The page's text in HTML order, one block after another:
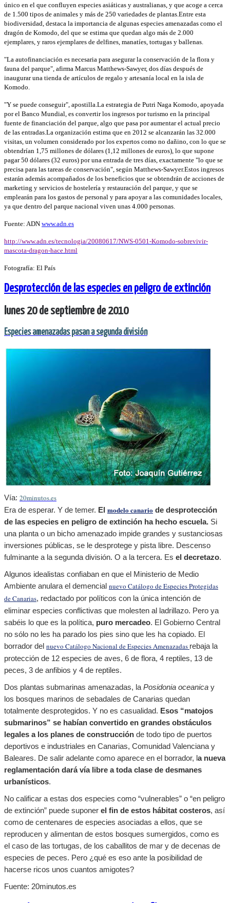
único en el que confluyen especies asiáticas y australianas, y que acoge a cerca
de 1.500 tipos de animales y más de 250 variedades de plantas. Entre esta
biodiversidad, destaca la importancia de algunas especies amenazadas como el
dragón de Komodo, del que se estima que quedan algo más de 2.000
ejemplares, y raros ejemplares de delfines, manatíes, tortugas y ballenas.
"La autofinanciación es necesaria para asegurar la conservación de la flora y
fauna del parque", afirma Marcus Matthews-Sawyer, dos días después de
inaugurar una tienda de artículos de regalo y artesanía local en la isla de
Komodo.
"Y se puede conseguir", apostilla. La estrategia de Putri Naga Komodo, apoyada
por el Banco Mundial, es convertir los ingresos por turismo en la principal
fuente de financiación del parque, algo que pasa por aumentar el actual precio
de las entradas. La organización estima que en 2012 se alcanzarán las 32.000
visitas, un volumen considerado por los expertos como no dañino, con lo que se
obtendrían 1,75 millones de dólares (1,12 millones de euros), lo que supone
pagar 50 dólares (32 euros) por una entrada de tres días, exactamente "lo que se
precisa para las tareas de conservación", según Matthews-Sawyer.Estos ingresos
estarán además acompañados de los beneficios que se obtendrán de acciones de
marketing y servicios de hostelería y restauración del parque, y que se
emplearán para los gastos de personal y para apoyar a las comunidades locales,
ya que dentro del parque nacional viven unas 4.000 personas.
Fuente: ADN www.adn.es
http://www.adn.es/tecnologia/20080617/NWS-0501-Komodo-sobrevivir-
mascota-dragon-hace.html
Fotografía: El País
Desprotección de las especies en peligro de extinción
lunes 20 de septiembre de 2010
Especies amenazadas pasan a segunda división
Vía: 20minutos.es
Era de esperar. Y de temer. El modelo canario de desprotección
de las especies en peligro de extinción ha hecho escuela. Si
una planta o un bicho amenazado impide grandes y sustanciosas
inversiones públicas, se le desprotege y pista libre. Descenso
fulminante a la segunda división. O a la tercera. Es el decretazo.
Algunos idealistas confiaban en que el Ministerio de Medio
Ambiente anulara el demencial nuevo Catálogo de Especies Protegidas
de Canarias, redactado por políticos con la única intención de
eliminar especies conflictivas que molesten al ladrillazo. Pero ya
sabéis lo que es la política, puro mercadeo. El Gobierno Central
no sólo no les ha parado los pies sino que les ha copiado. El
borrador del nuevo Catálogo Nacional de Especies Amenazadas rebaja la
protección de 12 especies de aves, 6 de flora, 4 reptiles, 13 de
peces, 3 de anfibios y 4 de reptiles.
Dos plantas submarinas amenazadas, la Posidonia oceanica y
los bosques marinos de sebadales de Canarias quedan
totalmente desprotegidos. Y no es casualidad. Esos “matojos
submarinos” se habían convertido en grandes obstáculos
legales a los planes de construcción de todo tipo de puertos
deportivos e industriales en Canarias, Comunidad Valenciana y
Baleares. De salir adelante como aparece en el borrador, la nueva
reglamentación dará vía libre a toda clase de desmanes
urbanísticos.
No calificar a estas dos especies como “vulnerables” o “en peligro
de extinción” puede suponer el fin de estos hábitat costeros, así
como de centenares de especies asociadas a ellos, que se
reproducen y alimentan de estos bosques sumergidos, como es
el caso de las tortugas, de los caballitos de mar y de decenas de
especies de peces. Pero ¿qué es eso ante la posibilidad de
hacerse ricos unos cuantos amigotes?
Fuente: 20minutos.es